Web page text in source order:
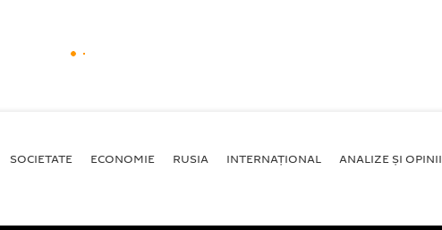
SOCIETATE ECONOMIE RUSIA INTERNAŢIONAL ANALIZE ȘI OPINII